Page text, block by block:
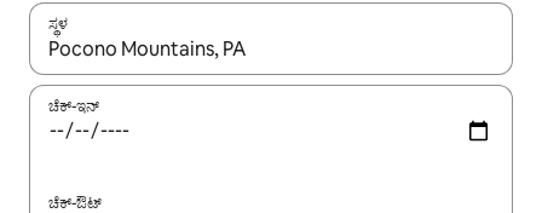
ಸ್ಥಳ
ಫಲಿತಾಂಶಗಳು ಲಭ್ಯವಿರುವಾಗ, ಅಪ್ ಮತ್ತು ಡೌನ್ ಬಾಣದ ಕೀಲಿಗಳೊಂದಿಗೆ
ಚೆಕ್-ಇನ್
ಚೆಕ್-ಔಟ್